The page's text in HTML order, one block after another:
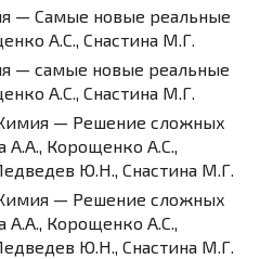
— Самые новые реальные
А.С., Снастина М.Г.
— самые новые реальные
А.С., Снастина М.Г.
— Решение сложных
А.А., Корощенко А.С.,
Ю.Н., Снастина М.Г.
— Решение сложных
А.А., Корощенко А.С.,
Ю.Н., Снастина М.Г.